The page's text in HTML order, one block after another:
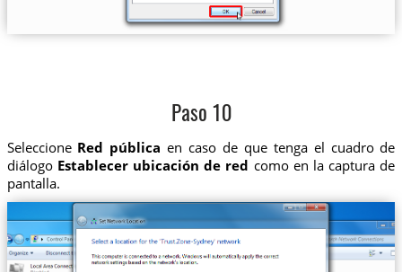
Paso 10
Seleccione Red pública en caso de que tenga el cuadro de
diálogo Establecer ubicación de red como en la captura de
pantalla.